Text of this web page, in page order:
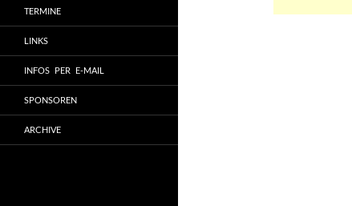
TERMINE
LINKS
INFOS PER E-MAIL
SPONSOREN
ARCHIVE